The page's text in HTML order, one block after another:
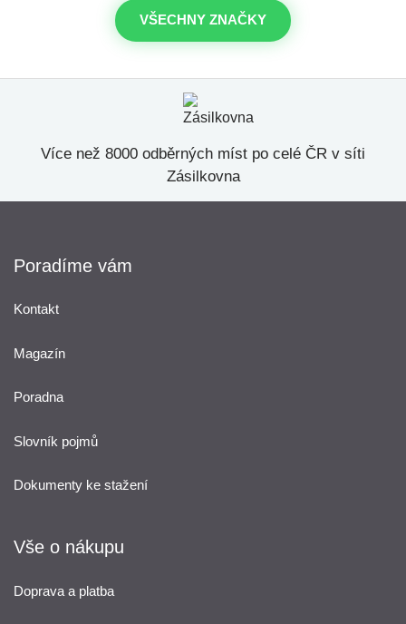
VŠECHNY ZNAČKY
Více než 8000 odběrných míst po celé ČR v síti
Zásilkovna
Poradíme vám
Kontakt
Magazín
Poradna
Slovník pojmů
Dokumenty ke stažení
Vše o nákupu
Doprava a platba